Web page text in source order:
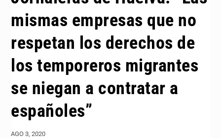
mismas empresas que no
respetan los derechos de
los temporeros migrantes
se niegan a contratar a
españoles”
AGO 3, 2020